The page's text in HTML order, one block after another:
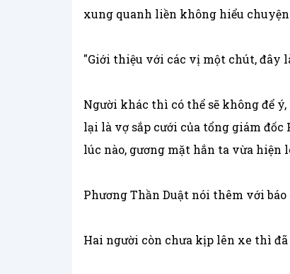
xung quanh liền không hiểu
"Giới thiệu với các vị một chút, đây
Người khác thì có thể sẽ không để
lại là vợ sắp cưới của tổng giám
lúc nào, gương mặt hắn ta vừa
Phương Thần Duật nói thêm với
Hai người còn chưa kịp lên xe thì